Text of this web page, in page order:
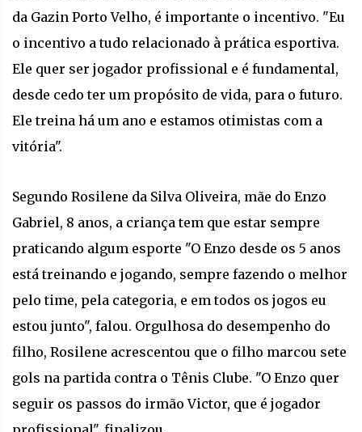
da Gazin Porto Velho, é importante o incentivo. "Eu
o incentivo a tudo relacionado à prática esportiva.
Ele quer ser jogador profissional e é fundamental,
desde cedo ter um propósito de vida, para o futuro.
Ele treina há um ano e estamos otimistas com a
vitória".
Segundo Rosilene da Silva Oliveira, mãe do Enzo
Gabriel, 8 anos, a criança tem que estar sempre
praticando algum esporte "O Enzo desde os 5 anos
está treinando e jogando, sempre fazendo o melhor
pelo time, pela categoria, e em todos os jogos eu
estou junto", falou. Orgulhosa do desempenho do
filho, Rosilene acrescentou que o filho marcou sete
gols na partida contra o Tênis Clube. "O Enzo quer
seguir os passos do irmão Victor, que é jogador